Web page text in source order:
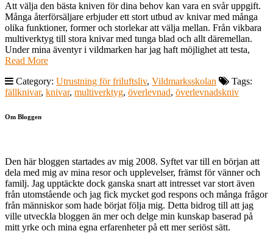
Att välja den bästa kniven för dina behov kan vara en svår uppgift.
Många återförsäljare erbjuder ett stort utbud av knivar med många
olika funktioner, former och storlekar att välja mellan. Från vikbara
multiverktyg till stora knivar med tunga blad och allt däremellan.
Under mina äventyr i vildmarken har jag haft möjlighet att testa,
Read More
Category: Utrustning för friluftsliv, Vildmarksskolan
Tags:
fällknivar, knivar, multiverktyg, överlevnad, överlevnadskniv
Om Bloggen
Den här bloggen startades av mig 2008. Syftet var till en början att
dela med mig av mina resor och upplevelser, främst för vänner och
familj. Jag upptäckte dock ganska snart att intresset var stort även
från utomstående och jag fick mycket god respons och många frågor
från människor som hade börjat följa mig. Detta bidrog till att jag
ville utveckla bloggen än mer och delge min kunskap baserad på
mitt yrke och mina egna erfarenheter på ett mer seriöst sätt.